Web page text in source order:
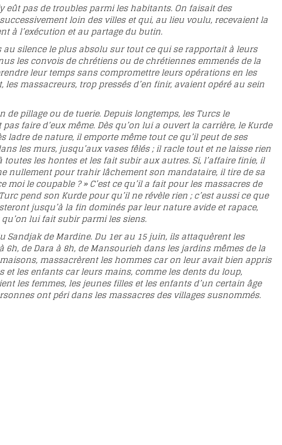
eût pas de troubles parmi les habitants. On faisait des
loin des villes et qui, au lieu voulu, recevaient la
à l’exécution et au partage du butin.
silence le plus absolu sur tout ce qui se rapportait à leurs
les convois de chrétiens ou de chrétiennes emmenés de la
leur temps sans compromettre leurs opérations en les
massacreurs, trop pressés d’en finir, avaient opéré au sein
pillage ou de tuerie. Depuis longtemps, les Turcs le
faire d’eux même. Dès qu’on lui a ouvert la carrière, le Kurde
ladre de nature, il emporte même tout ce qu’il peut de ses
les murs, jusqu’aux vases fêlés ; il racle tout et ne laisse rien
les hontes et les fait subir aux autres. Si, l’affaire finie, il
nullement pour trahir lâchement son mandataire, il tire de sa
le coupable ? » C’est ce qu’il a fait pour les massacres de
pend son Kurde pour qu’il ne révèle rien ; c’est aussi ce que
jusqu’à la fin dominés par leur nature avide et rapace,
lui fait subir parmi les siens.
de Mardine. Du 1er au 15 juin, ils attaquèrent les
6h, de Dara à 8h, de Mansourieh dans les jardins mêmes de la
massacrèrent les hommes car on leur avait bien appris
les enfants car leurs mains, comme les dents du loup,
les femmes, les jeunes filles et les enfants d’un certain âge
ont péri dans les massacres des villages susnommés.